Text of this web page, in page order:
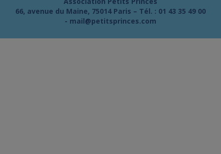
66, avenue du Maine, 75014 Paris – Tél. : 01 43 35 49 00
- mail@petitsprinces.com